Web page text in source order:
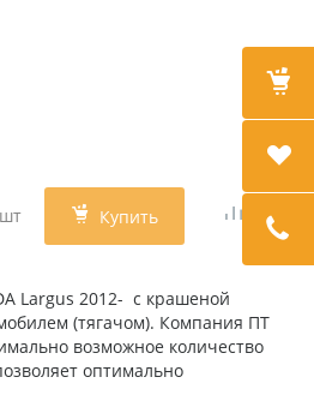
шт Купить
Largus 2012- с крашеной
(тягачом). Компания ПТ
возможное количество
оптимально